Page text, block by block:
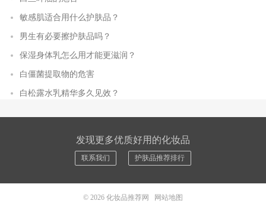
敏感肌适合用什么护肤品？
男生有必要擦护肤品吗？
保湿身体乳怎么用才能更滋润？
白僵菌提取物的危害
白松露水乳精华多久见效？
发现更多优质好用的化妆品
联系我们 护肤品推荐排行
© 2026 化妆品推荐网 网站地图